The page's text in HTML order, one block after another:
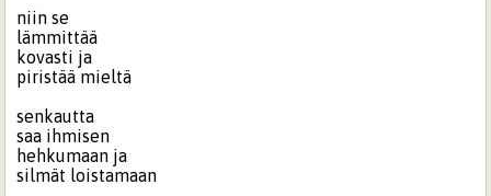
niin se
lämmittää
kovasti ja
piristää mieltä
senkautta
saa ihmisen
hehkumaan ja
silmät loistamaan